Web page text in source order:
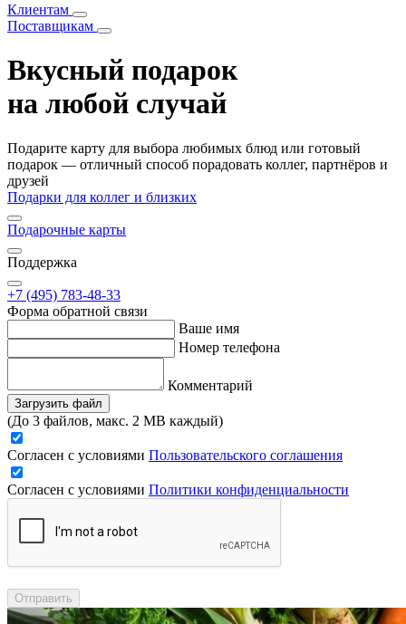
Клиентам
Поставщикам
Вкусный подарок
на любой случай
Подарите карту для выбора любимых блюд или готовый
подарок — отличный способ порадовать коллег, партнёров и
друзей
Подарки для коллег и близких
Подарочные карты
Поддержка
+7 (495) 783-48-33
Форма обратной связи
Ваше имя
Номер телефона
Комментарий
Загрузить файл
(До 3 файлов, макс. 2 MB каждый)
Согласен с условиями Пользовательского соглашения
Согласен с условиями Политики конфиденциальности
Отправить